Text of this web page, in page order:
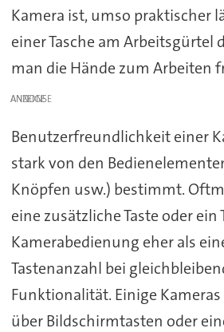
Kamera ist, umso praktischer
einer Tasche am Arbeitsgürtel
man die Hände zum Arbeiten
ANZEIGE
Benutzerfreundlichkeit einer
stark von den
Knöpfen usw.) bestimmt.
eine zusätzliche Taste oder ein
Kamerabedienung eher als
Tastenanzahl bei
Funktionalität. Einige
über Bildschirmtasten oder